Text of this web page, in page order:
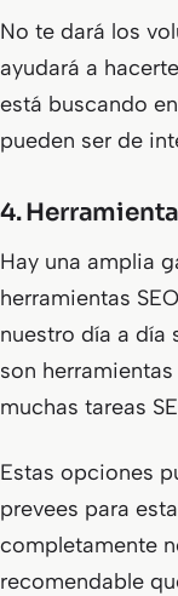
No te dará los
ayudará a
está buscando
pueden ser de
4.
Hay una amplia
herramientas
nuestro día a día
son
muchas tareas
Estas opciones
prevees para
completamente
recomendable